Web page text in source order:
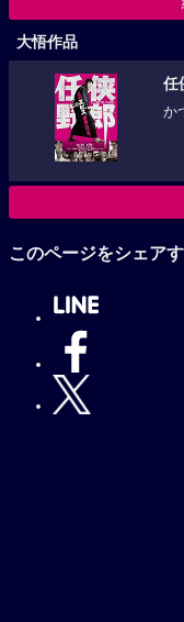
大悟作品
任
か
このページをシェア